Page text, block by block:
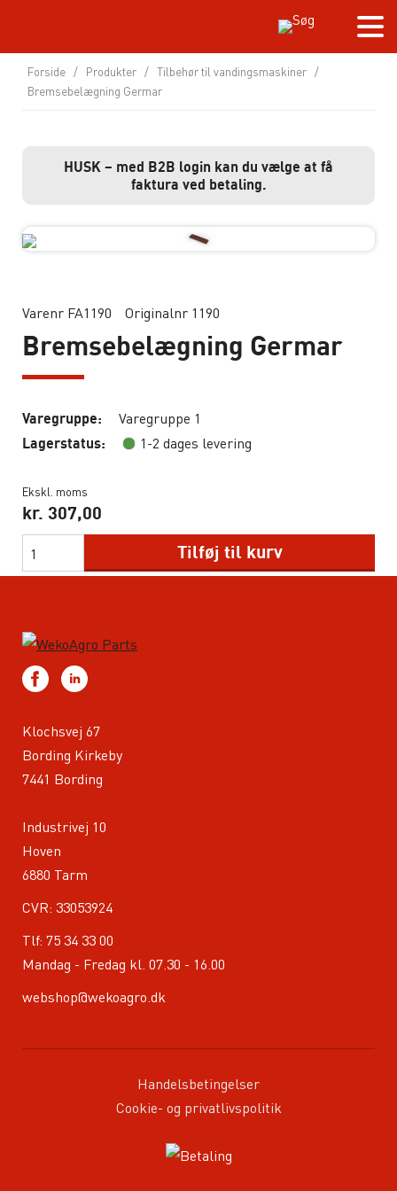
Forside / Produkter / Tilbehør til vandingsmaskiner /
Bremsebelægning Germar
HUSK – med B2B login kan du vælge at få
faktura ved betaling.
Varenr FA1190 Originalnr 1190
Bremsebelægning Germar
Varegruppe: Varegruppe 1
Lagerstatus: 1-2 dages levering
Ekskl. moms
kr. 307,00
Tilføj til kurv
Klochsvej 67
Bording Kirkeby
7441 Bording
Industrivej 10
Hoven
6880 Tarm
CVR: 33053924
Tlf: 75 34 33 00
Mandag - Fredag kl. 07.30 - 16.00
webshop@wekoagro.dk
Handelsbetingelser
Cookie- og privatlivspolitik